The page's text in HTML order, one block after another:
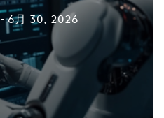
- 6月 30, 2026